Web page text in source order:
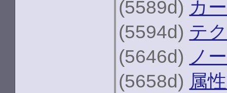
(5589d) カ
(5594d) テ
(5646d) ノ
(5658d) 属